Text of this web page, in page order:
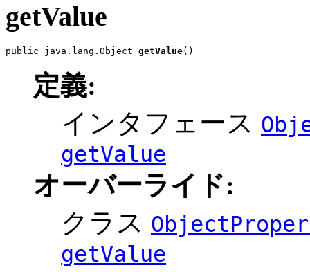
getValue
public java.lang.Object getValue()
定義:
インタフェース
getValue
オーバーライド:
クラス
getValue